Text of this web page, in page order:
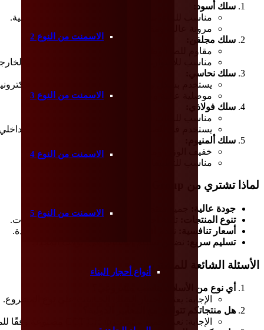
الاسمنت من النوع 2
الاسمنت من النوع 3
الاسمنت من النوع 4
الاسمنت من النوع 5
أنواع أحجار البناء
سلك أسود:
مناسب للبناء، تشكيل الخرسانة والتطبيقات الصناعية.
مرونة عالية ومقاومة مناسبة.
سلك مجلفن:
مقاوم للصدأ وظروف البيئة القاسية.
مناسب للأسوار، الشبكات السلكية والاستخدامات
سلك نحاسي:
يستخدم بشكل واسع في الصناعات الكهربائية
موصلية عالية وعمر طويل.
سلك فولاذي:
مناسب للبيئات الرطبة ومقاوم للتآكل.
يستخدم في الصناعات الغذائية، الطبية والتصميم
سلك ألمنيوم:
خفيف الوزن ومتين.
مناسب للتطبيقات الصناعية والكهربائية.
لماذا تشتري من GCT Group؟
جودة عالية:
جميع منتجاتنا مصنوعة وفقًا للمعايير الدولية.
تنوع المنتجات:
تلبية احتياجات العملاء في مختلف الصناعات.
أسعار تنافسية:
نقدم أفضل الأسعار مع الحفاظ على الجودة.
تسليم سريع:
الأسئلة الشائعة للمشترين:
أي نوع من الأسلاك يناسب مشروعي؟
الإجابة: يعتمد اختيار السلك المناسب على نوع
هل منتجاتكم تتوافق مع المعايير الدولية؟
الإجابة: نعم، جميع منتجات GCT Group مصنوعة وفقًا للمعايير الدولية.